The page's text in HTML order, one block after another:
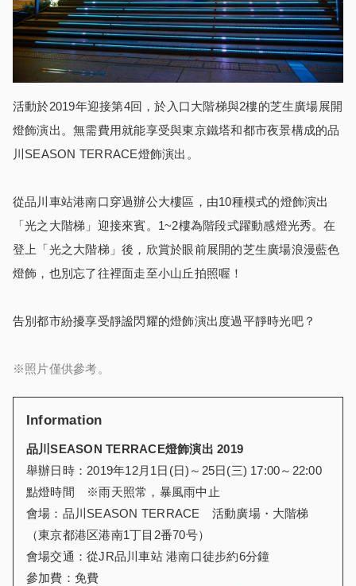
活動於2019年迎接第4回，於入口大階梯與2樓的芝生廣場展開
燈飾演出。無需費用就能享受與東京鐵塔和都市夜景構成的品
川SEASON TERRACE燈飾演出。
從品川車站港南口穿過辦公大樓區，由10種模式的燈飾演出
「光之大階梯」迎接來賓。1~2樓為階段式躍動感燈光秀。在
登上「光之大階梯」後，欣賞於眼前展開的芝生廣場浪漫藍色
燈飾，也別忘了往裡面走至小山丘拍照喔！
告別都市紛擾享受靜謐閃耀的燈飾演出度過平靜時光吧？
※照片僅供參考。
Information
品川SEASON TERRACE燈飾演出 2019
舉辦日時：2019年12月1日(日)～25日(三) 17:00～22:00
點燈時間 ※雨天照常，暴風雨中止
會場：品川SEASON TERRACE 活動廣場・大階梯
（東京都港区港南1丁目2番70号）
會場交通：從JR品川車站 港南口徒步約6分鐘
參加費：免費